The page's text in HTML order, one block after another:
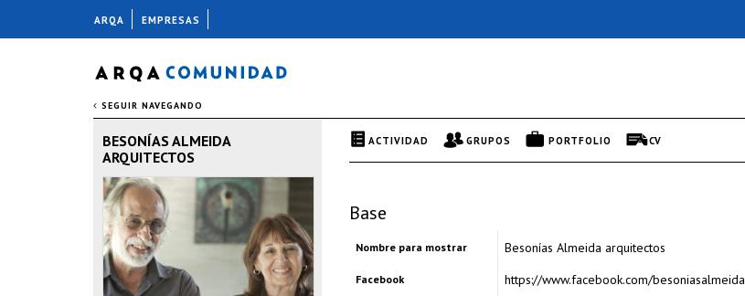
SEGUIR NAVEGANDO
BESONÍAS ALMEIDA
ARQUITECTOS
ACTIVIDAD GRUPOS PORTFOLIO CV
Base
Nombre para mostrar Besonías Almeida arquitectos
Facebook https://www.facebook.com/besoniasalmeida
ARQA EMPRESAS